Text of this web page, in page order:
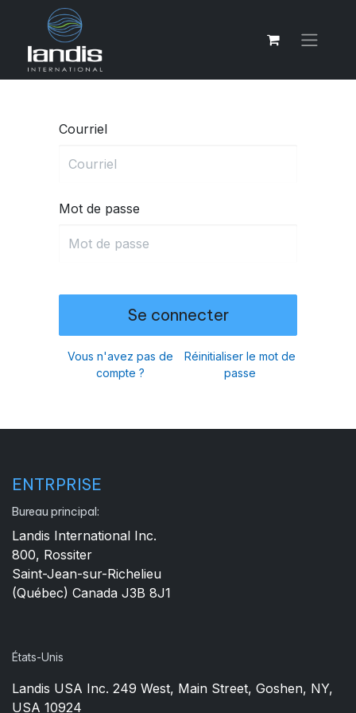
Courriel
Mot de passe
Se connecter
Vous n'avez pas de
compte ?
Réinitialiser le mot de
passe
ENTRPRISE
Bureau principal:
Landis International Inc.
800, Rossiter
Saint-Jean-sur-Richelieu
(Québec) Canada J3B 8J1
États-Unis
Landis USA Inc. 249 West, Main Street, Goshen, NY,
USA 10924